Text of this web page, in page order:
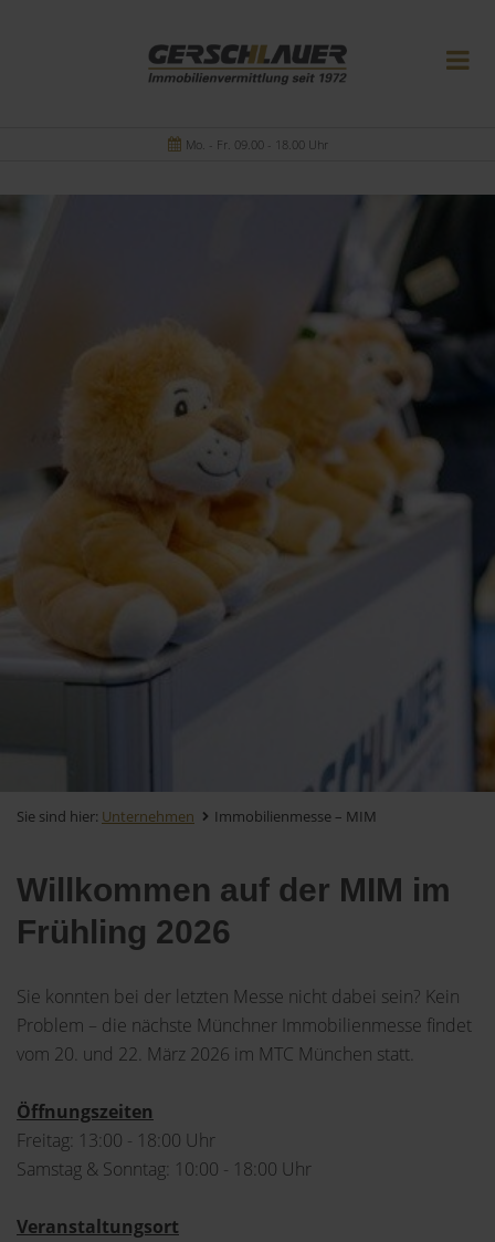
Mo. - Fr. 09.00 - 18.00 Uhr
Sie sind hier: Unternehmen Immobilienmesse – MIM
Willkommen auf der MIM im
Frühling 2026
Sie konnten bei der letzten Messe nicht dabei sein? Kein
Problem – die nächste Münchner Immobilienmesse findet
vom 20. und 22. März 2026 im MTC München statt.
Öffnungszeiten
Freitag: 13:00 - 18:00 Uhr
Samstag & Sonntag: 10:00 - 18:00 Uhr
Veranstaltungsort